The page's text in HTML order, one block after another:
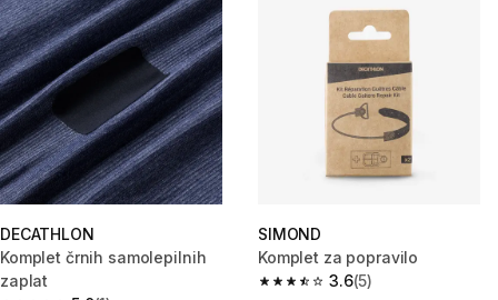
DECATHLON
Komplet črnih samolepilnih
zaplat
SIMOND
Komplet za popravilo
3.6
3.6 od 5 zvezdic from 5 ocene
(5)